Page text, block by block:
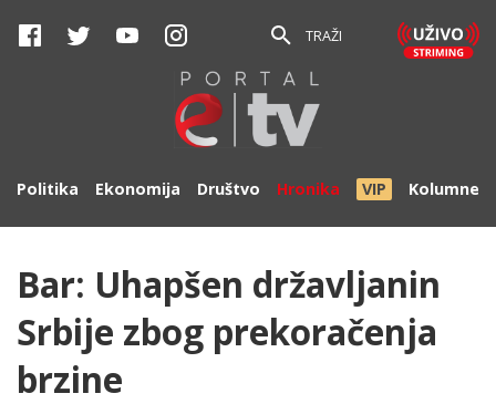
TRAŽI
Politika Ekonomija Društvo Hronika VIP Kolumne
Bar: Uhapšen državljanin
Srbije zbog prekoračenja
brzine